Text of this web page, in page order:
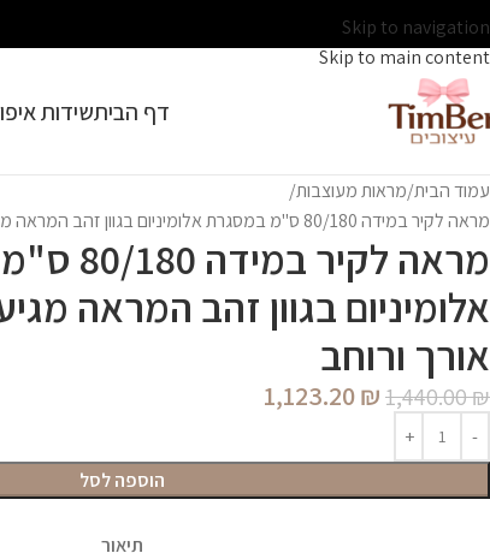
Skip to navigation
Skip to main content
דף הביתשידות
עמוד הבית מראות מעוצבות
מראה לקיר במידה 80/180 ס"מ במסגרת אלומיניום בגוון זהב המראה מגיעה עם מתלה אורך ורוחב
מראה
אלומיניום בגוון זהב המראה
אורך ורוחב
1,440.00₪
1,123.20₪
הוספה לסל
תיאור